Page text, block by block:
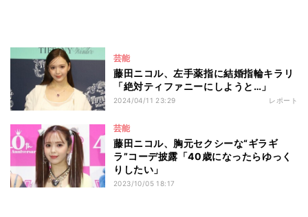
芸能
藤田ニコル、左手薬指に結婚指輪キラリ
「絶対ティファニーにしようと…」
2024/04/11 23:29 レポート
芸能
藤田ニコル、胸元セクシーな“ギラギ
ラ”コーデ披露「40歳になったらゆっく
りしたい」
2023/10/05 18:17